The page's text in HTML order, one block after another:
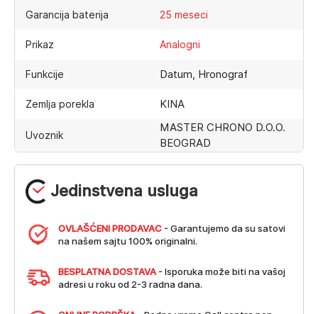
Jedinstvena usluga
OVLAŠĆENI PRODAVAC - Garantujemo da su satovi
na našem sajtu 100% originalni.
BESPLATNA DOSTAVA - Isporuka može biti na vašoj
adresi u roku od 2-3 radna dana.
Garancija baterija 25 meseci
Prikaz Analogni
Funkcije Datum, Hronograf
Zemlja porekla KINA
Uvoznik
MASTER CHRONO D.O.O.
BEOGRAD